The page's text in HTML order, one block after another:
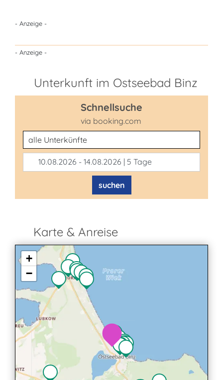
- Anzeige -
- Anzeige -
Unterkunft im Ostseebad Binz
Schnellsuche
via booking.com
Unterkunftsart
10.08.2026 - 14.08.2026 | 5 Tage
suchen
Karte & Anreise
+
−